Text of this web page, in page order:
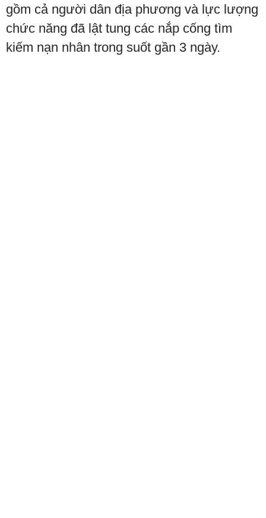
gồm cả người dân địa phương và lực lượng
chức năng đã lật tung các nắp cống tìm
kiếm nạn nhân trong suốt gần 3 ngày.